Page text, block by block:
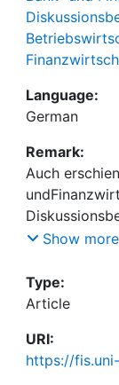
Language:
German
Remark:
Auch
; Nr. 2 (Mai
Show more
Type:
Article
URI:
https://